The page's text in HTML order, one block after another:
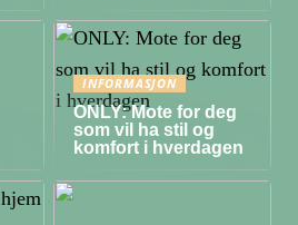
INFORMASJON
ONLY: Mote for deg
som vil ha stil og
komfort i hverdagen